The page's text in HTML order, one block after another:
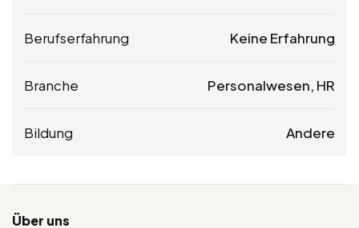
Berufserfahrung Keine Erfahrung
Branche Personalwesen, HR
Bildung Andere
Über uns